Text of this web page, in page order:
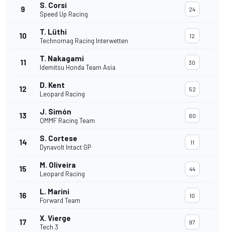
9 S. Corsi
Speed Up Racing
24
10 T. Lüthi
Technomag Racing Interwetten
12
11 T. Nakagami
Idemitsu Honda Team Asia
30
12 D. Kent
Leopard Racing
52
13 J. Simón
QMMF Racing Team
60
14 S. Cortese
Dynavolt Intact GP
11
15 M. Oliveira
Leopard Racing
44
16 L. Marini
Forward Team
10
17 X. Vierge
Tech 3
97